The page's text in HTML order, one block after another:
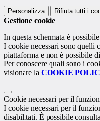
Personalizza Rifiuta tutti i
Gestione cookie
In questa schermata è
I cookie necessari sono quelli
piattaforma e non è possibile
Per conoscere quali sono i
visionare la COOKIE
Cookie necessari per il
I cookie necessari per il
disabilitati. È possibile